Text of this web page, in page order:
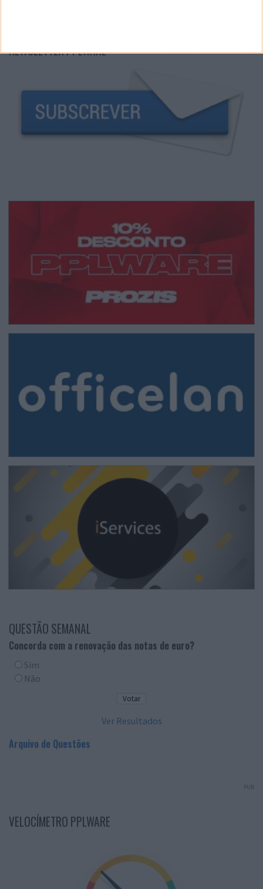
NEWSLETTER PPLWARE
QUESTÃO SEMANAL
Concorda com a renovação das notas de euro?
Sim
Não
Ver Resultados
Arquivo de Questões
PUB
VELOCÍMETRO PPLWARE